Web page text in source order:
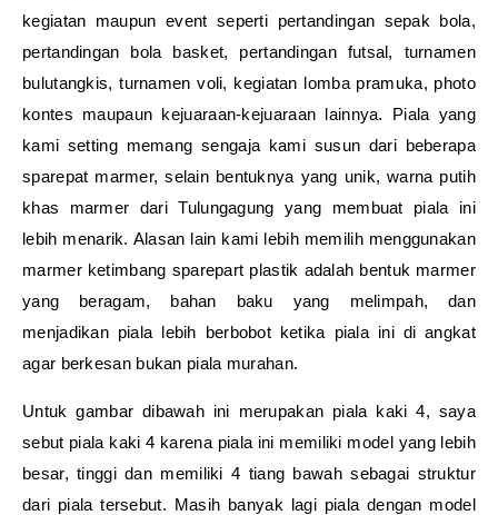
kegiatan maupun event seperti pertandingan sepak bola,
pertandingan bola basket, pertandingan futsal, turnamen
bulutangkis, turnamen voli, kegiatan lomba pramuka, photo
kontes maupaun kejuaraan-kejuaraan lainnya. Piala yang
kami setting memang sengaja kami susun dari beberapa
sparepat marmer, selain bentuknya yang unik, warna putih
khas marmer dari Tulungagung yang membuat piala ini
lebih menarik. Alasan lain kami lebih memilih menggunakan
marmer ketimbang sparepart plastik adalah bentuk marmer
yang beragam, bahan baku yang melimpah, dan
menjadikan piala lebih berbobot ketika piala ini di angkat
agar berkesan bukan piala murahan.
Untuk gambar dibawah ini merupakan piala kaki 4, saya
sebut piala kaki 4 karena piala ini memiliki model yang lebih
besar, tinggi dan memiliki 4 tiang bawah sebagai struktur
dari piala tersebut. Masih banyak lagi piala dengan model